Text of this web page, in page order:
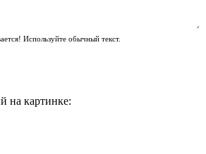
Используйте обычный текст.
на картинке: